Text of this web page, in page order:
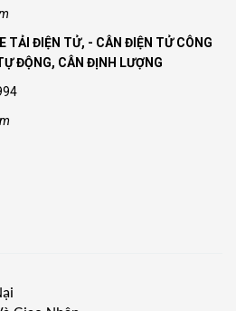
TẢI ĐIỆN TỬ, - CÂN ĐIỆN TỬ CÔNG
ĐỘNG, CÂN ĐỊNH LƯỢNG